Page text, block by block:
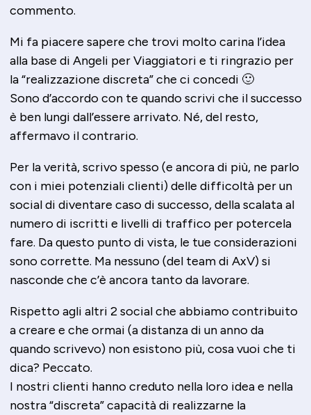
commento.
Mi fa piacere sapere che trovi molto carina l’idea
alla base di Angeli per Viaggiatori e ti ringrazio per
la “realizzazione discreta” che ci concedi 🙂
Sono d’accordo con te quando scrivi che il successo
è ben lungi dall’essere arrivato. Né, del resto,
affermavo il contrario.
Per la verità, scrivo spesso (e ancora di più, ne parlo
con i miei potenziali clienti) delle difficoltà per un
social di diventare caso di successo, della scalata al
numero di iscritti e livelli di traffico per potercela
fare. Da questo punto di vista, le tue considerazioni
sono corrette. Ma nessuno (del team di AxV) si
nasconde che c’è ancora tanto da lavorare.
Rispetto agli altri 2 social che abbiamo contribuito
a creare e che ormai (a distanza di un anno da
quando scrivevo) non esistono più, cosa vuoi che ti
dica? Peccato.
I nostri clienti hanno creduto nella loro idea e nella
nostra “discreta” capacità di realizzarne la